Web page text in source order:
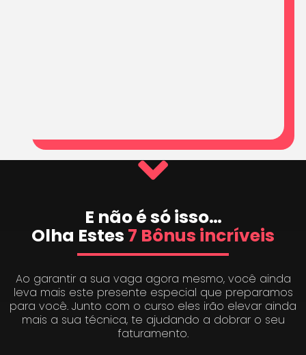
E não é só isso…
Olha Estes 7 Bônus incríveis
Ao garantir a sua vaga agora mesmo, você ainda
leva mais este presente especial que preparamos
para você. Junto com o curso eles irão elevar ainda
mais a sua técnica, te ajudando a dobrar o seu
faturamento.